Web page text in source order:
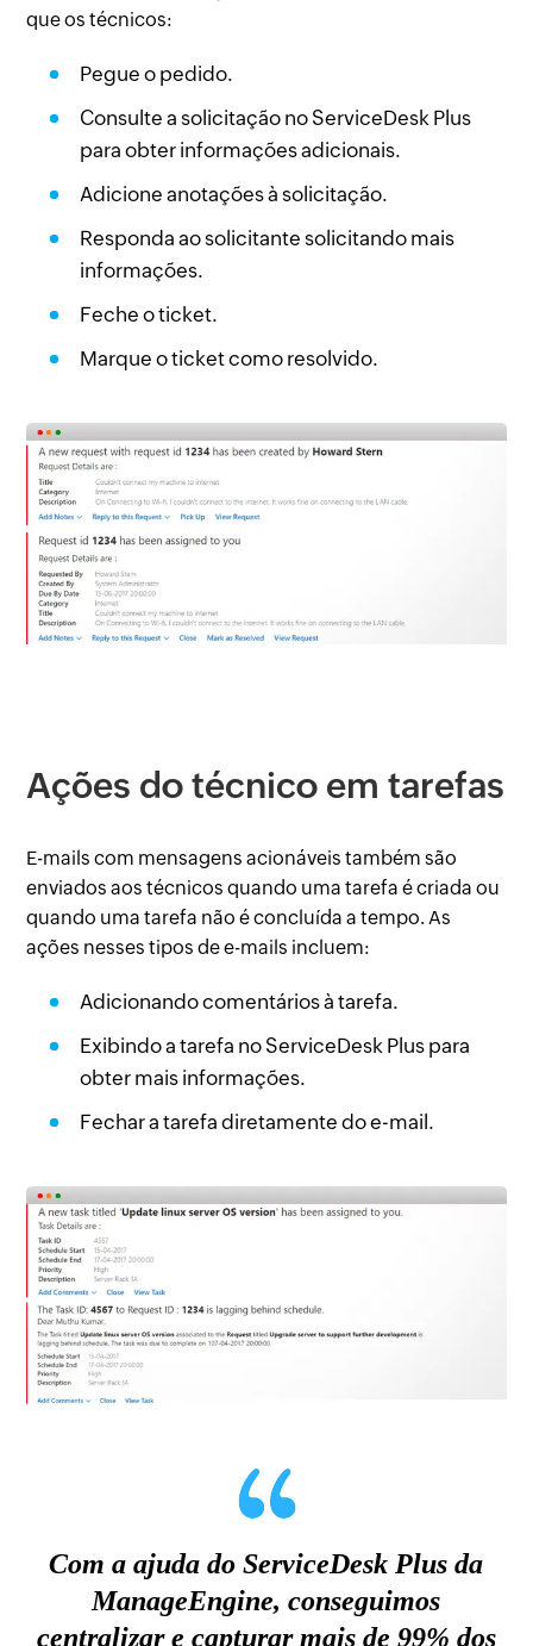
que os técnicos:
Pegue o pedido.
Consulte a solicitação no ServiceDesk Plus
para obter informações adicionais.
Adicione anotações à solicitação.
Responda ao solicitante solicitando mais
informações.
Feche o ticket.
Marque o ticket como resolvido.
Ações do técnico em tarefas
E-mails com mensagens acionáveis também são
enviados aos técnicos quando uma tarefa é criada ou
quando uma tarefa não é concluída a tempo. As
ações nesses tipos de e-mails incluem:
Adicionando comentários à tarefa.
Exibindo a tarefa no ServiceDesk Plus para
obter mais informações.
Fechar a tarefa diretamente do e-mail.
Com a ajuda do ServiceDesk Plus da
ManageEngine, conseguimos
centralizar e capturar mais de 99% dos